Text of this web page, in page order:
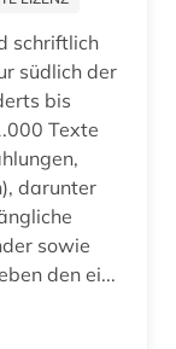
schriftlich
südlich der
bis
Texte
darunter
sowie
den ei...